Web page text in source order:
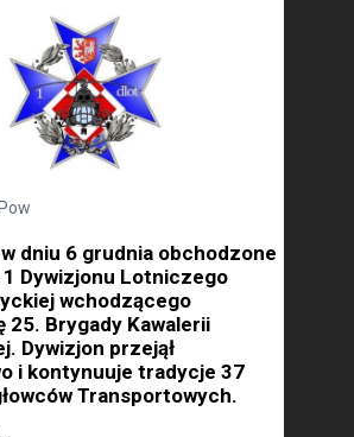
dniu 6 grudnia obchodzone
Dywizjonu Lotniczego
wchodzącego
25. Brygady Kawalerii
Dywizjon przejął
i kontynuuje tradycje 37
Transportowych.